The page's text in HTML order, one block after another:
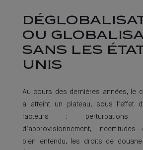
OU
SANS LES
UNIS
Au cours des dernières années, le
a atteint un plateau, sous l’effet
facteurs : perturbations
d’approvisionnement,
bien entendu, les droits de